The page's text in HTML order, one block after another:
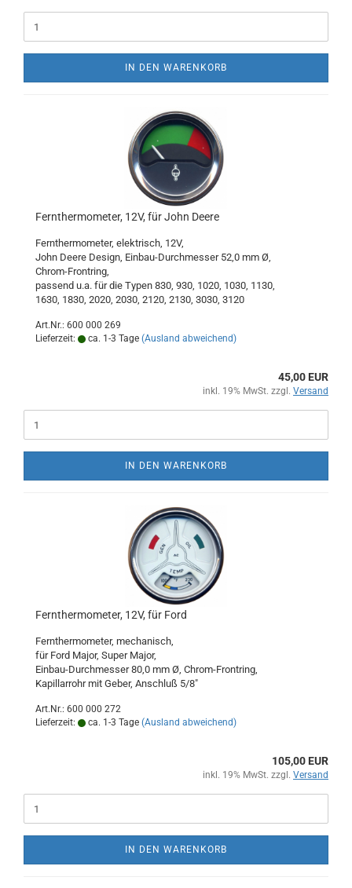
IN DEN WARENKORB
Fernthermometer, 12V, für John Deere
Fernthermometer, elektrisch, 12V,
John Deere Design, Einbau-Durchmesser 52,0 mm Ø,
Chrom-Frontring,
passend u.a. für die Typen 830, 930, 1020, 1030, 1130,
1630, 1830, 2020, 2030, 2120, 2130, 3030, 3120
Art.Nr.: 600 000 269
Lieferzeit:
ca. 1-3 Tage (Ausland abweichend)
45,00 EUR
inkl. 19% MwSt. zzgl. Versand
IN DEN WARENKORB
Fernthermometer, 12V, für Ford
Fernthermometer, mechanisch,
für Ford Major, Super Major,
Einbau-Durchmesser 80,0 mm Ø, Chrom-Frontring,
Kapillarrohr mit Geber, Anschluß 5/8"
Art.Nr.: 600 000 272
Lieferzeit:
ca. 1-3 Tage (Ausland abweichend)
105,00 EUR
inkl. 19% MwSt. zzgl. Versand
IN DEN WARENKORB